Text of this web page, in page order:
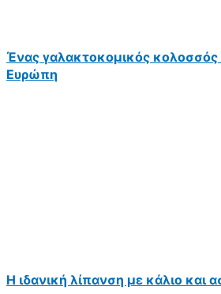
Ένας γαλακτοκομικός κολοσσός
Ευρώπη
Η ιδανική λίπανση με κάλιο και